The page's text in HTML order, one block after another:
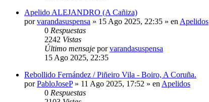
Apelido ALEJANDRO (A Cañiza)
porvarandasuspensa » 15 Ago 2025, 22:35 » en Apelidos
0 Respuestas
2242 Vistas
Último mensaje porvarandasuspensa
15 Ago 2025, 22:35
Rebollido Fernández / Piñeiro Vila - Boiro, A Coruña.
porPabloJoseP» 11 Ago 2025, 17:52 » en Apelidos
0 Respuestas